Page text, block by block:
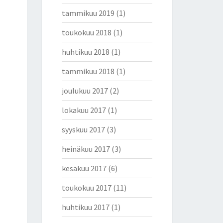
tammikuu 2019 (1)
toukokuu 2018 (1)
huhtikuu 2018 (1)
tammikuu 2018 (1)
joulukuu 2017(2)
lokakuu 2017(1)
syyskuu 2017(3)
heinäkuu 2017(3)
kesäkuu 2017(6)
toukokuu 2017(11)
huhtikuu 2017(1)